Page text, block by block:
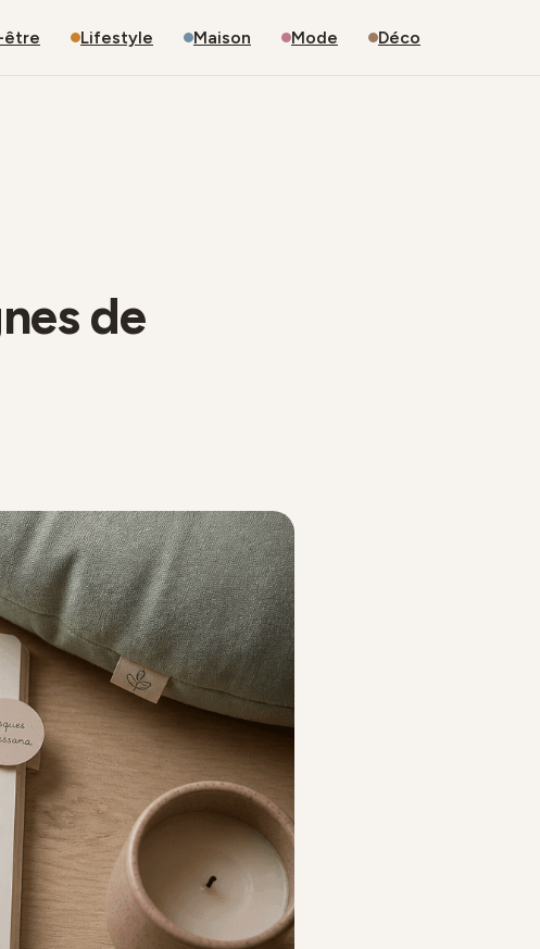
être Lifestyle Maison Mode Déco
de